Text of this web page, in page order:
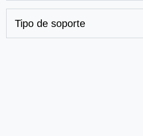
Tipo de soporte